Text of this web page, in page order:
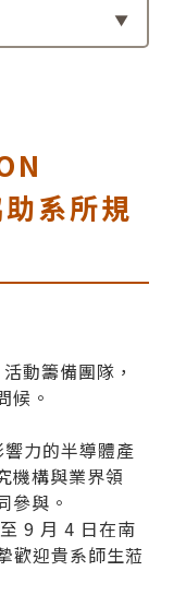
系所規
動籌備團隊，
候。
力的半導體產
機構與業界領
參與。
9 月 4 日在南
歡迎貴系師生蒞